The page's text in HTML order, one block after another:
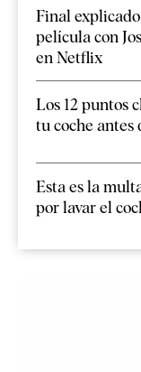
Final
película con
en Netflix
Los 12 puntos
tu coche antes
Esta es la
por lavar el